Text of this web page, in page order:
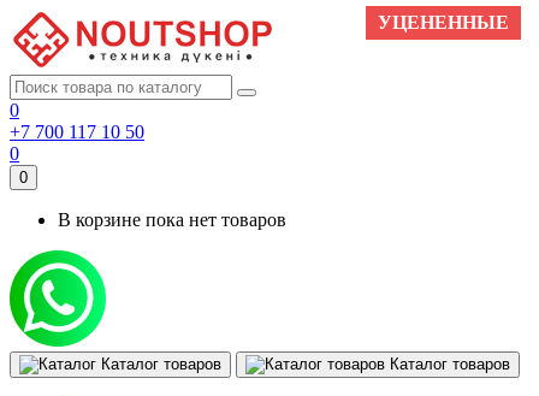
0
+7 700 117 10 50
0
0
В корзине пока нет товаров
Каталог товаров Каталог товаров
NEW
NEW
УЦЕНЕННЫЕ